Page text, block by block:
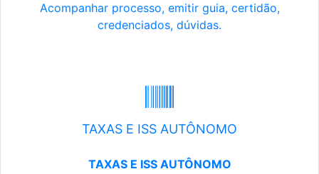
Acompanhar processo, emitir guia, certidão,
credenciados, dúvidas.
TAXAS E ISS AUTÔNOMO
TAXAS E ISS AUTÔNOMO